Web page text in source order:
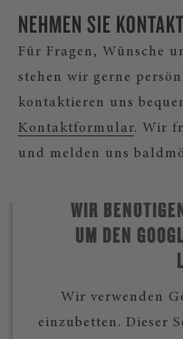
NEHMEN SIE
Für Fragen, Wünsche
stehen wir gerne
kontaktieren uns
Kontaktformular. Wir
und melden uns
WIR
UM DEN
Wir verwenden
einzubetten. Dieser